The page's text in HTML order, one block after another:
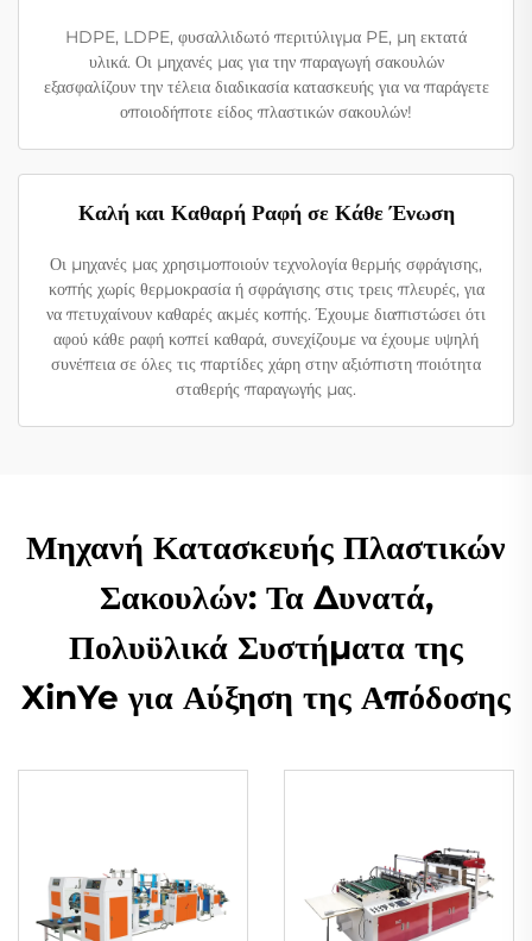
HDPE, LDPE, φυσαλλιδωτό περιτύλιγμα PE, μη εκτατά
υλικά. Οι μηχανές μας για την παραγωγή σακουλών
εξασφαλίζουν την τέλεια διαδικασία κατασκευής για να παράγετε
οποιοδήποτε είδος πλαστικών σακουλών!
Καλή και Καθαρή Ραφή σε Κάθε Ένωση
Οι μηχανές μας χρησιμοποιούν τεχνολογία θερμής σφράγισης,
κοπής χωρίς θερμοκρασία ή σφράγισης στις τρεις πλευρές, για
να πετυχαίνουν καθαρές ακμές κοπής. Έχουμε διαπιστώσει ότι
αφού κάθε ραφή κοπεί καθαρά, συνεχίζουμε να έχουμε υψηλή
συνέπεια σε όλες τις παρτίδες χάρη στην αξιόπιστη ποιότητα
σταθερής παραγωγής μας.
Μηχανή Κατασκευής Πλαστικών
Σακουλών: Τα Δυνατά,
Πολυϋλικά Συστήματα της
XinYe για Αύξηση της Απόδοσης